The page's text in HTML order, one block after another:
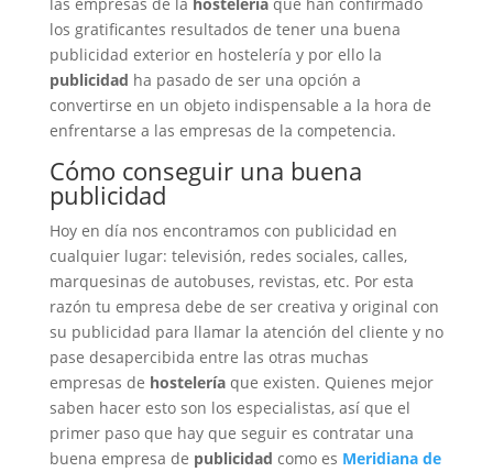
las empresas de la hosteleríaque han confirmado
los gratificantes resultados de tener una buena
publicidad exterior en hostelería y por ello la
publicidad ha pasado de ser una opción a
convertirse en un objeto indispensable a la hora de
enfrentarse a las empresas de la competencia.
Cómo conseguir una buena
publicidad
Hoy en día nos encontramos con publicidad en
cualquier lugar: televisión, redes sociales, calles,
marquesinas de autobuses, revistas, etc. Por esta
razón tu empresa debe de ser creativa y original con
su publicidad para llamar la atención del cliente y no
pase desapercibida entre las otras muchas
empresas de hosteleríaque existen. Quienes mejor
saben hacer esto son los especialistas, así que el
primer paso que hay que seguir es contratar una
buena empresa de publicidad como es Meridiana de